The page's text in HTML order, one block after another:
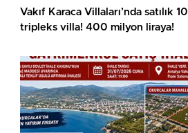
Vakıf Karaca Villaları’nda satılık 10
tripleks villa! 400 milyon liraya!